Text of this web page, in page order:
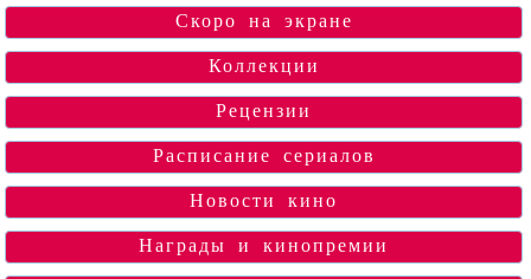
Скоро на экране
Коллекции
Рецензии
Расписание сериалов
Новости кино
Награды и кинопремии